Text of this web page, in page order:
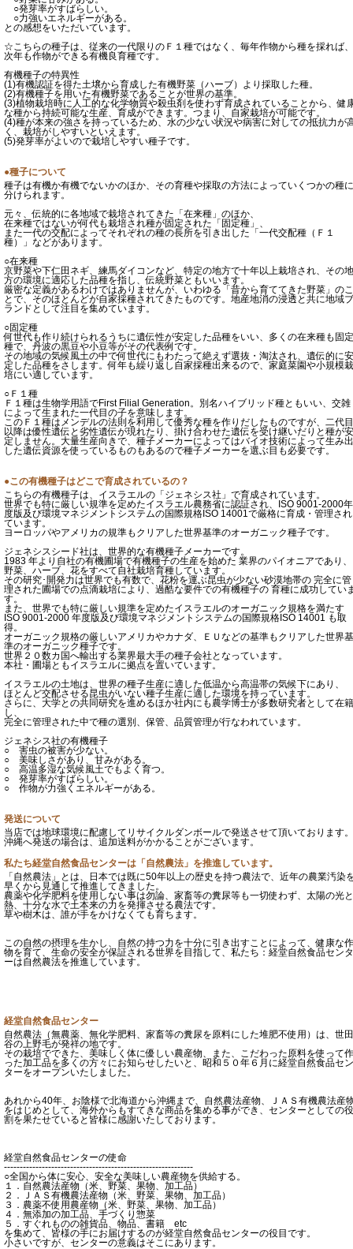
○発芽率がすばらしい。
○力強いエネルギーがある。
との感想をいただいています。
☆こちらの種子は、従来の一代限りのＦ１種ではなく、毎年作物から種を採れば、
次年も作物ができる有機良育種です。
有機種子の特異性
(1)有機認証を得た土壌から育成した有機野菜（ハーブ）より採取した種。
(2)有機種子を用いた有機野菜であることが世界の基準。
(3)植物栽培時に人工的な化学物質や殺虫剤を使わず育成されていることから、健
な種から持続可能な生産、育成ができます。つまり、自家栽培が可能です。
(4)種が本来の強さを持っているため、水の少ない状況や病害に対しての抵抗力が
く、栽培がしやすいといえます。
(5)発芽率がよいので栽培しやすい種子です。
●種子について
種子は有機か有機でないかのほか、その育種や採取の方法によっていくつかの種に
分けられます。
元々、伝統的に各地域で栽培されてきた「在来種」のほか、
在来種ではないが何代も栽培され種が固定された「固定種」、
また一代の交配によってそれぞれの種の長所を引き出した「一代交配種（Ｆ１
種）」などがあります。
○在来種
京野菜や下仁田ネギ、練馬ダイコンなど、特定の地方で十年以上栽培され、その地
方の環境に適応した品種を指し、伝統野菜ともいいます。
厳密な定義があるわけではありませんが、いわゆる「昔から育ててきた野菜」のこ
とで、そのほとんどが自家採種されてきたものです。地産地消の浸透と共に地域ブ
ランドとして注目を集めています。
○固定種
何世代も作り続けられるうちに遺伝性が安定した品種をいい、多くの在来種も固定
種で、丹波の黒豆や小豆等がその代表例です。
その地域の気候風土の中で何世代にもわたって絶えず選抜・淘汰され、遺伝的に安
定した品種をさします。何年も繰り返し自家採種出来るので、家庭菜園や小規模栽
培にい適しています。
○Ｆ１種
Ｆ１種は生物学用語でFirst Filial Generation。別名ハイブリッド種ともいい、交雑
によって生まれた一代目の子を意味します。
このＦ１種はメンデルの法則を利用して優秀な種を作りだしたものですが、二代目
以降は優性遺伝と劣性遺伝が現れたり、掛け合わせた遺伝を受け継いだりと種が安
定しません。大量生産向きで、種子メーカーによってはバイオ技術によって生み出
した遺伝資源を使っているものもあるので種子メーカーを選ぶ目も必要です。
●この有機種子はどこで育成されているの？
こちらの有機種子は、イスラエルの「ジェネシス社」で育成されています。
世界でも特に厳しい規準を定めたイスラエル農務省に認証され、ISO 9001-2000年
度版及び環境マネジメントシステムの国際規格ISO 14001で厳格に育成・管理され
ています。
ヨーロッパやアメリカの規準もクリアした世界基準のオーガニック種子です。
ジェネシスシード社は、世界的な有機種子メーカーです。
1983 年より自社の有機圃場で有機種子の生産を始めた 業界のパイオニアであり、
野菜、ハーブ、花をすべて自社栽培育種しています。
その研究･開発力は世界でも有数で、花粉を運ぶ昆虫が少ない砂漠地帯の 完全に管
理された圃場での点滴栽培により、過酷な要件での有機種子の 育種に成功してい
す。
また、世界でも特に厳しい規準を定めたイスラエルのオーガニック規格を満たす
ISO 9001-2000 年度版及び環境マネジメントシステムの国際規格ISO 14001 も取
得。
オーガニック規格の厳しいアメリカやカナダ、ＥＵなどの基準もクリアした世界基
準のオーガニック種子です。
世界２０数カ国へ輸出する業界最大手の種子会社となっています。
本社・圃場ともイスラエルに拠点を置いています。
イスラエルの土地は、世界の種子生産に適した低温から高温帯の気候下にあり、
ほとんど交配させる昆虫がいない種子生産に適した環境を持っています。
さらに、大学との共同研究を進めるほか社内にも農学博士が多数研究者として在籍
し、
完全に管理された中で種の選別、保管、品質管理が行なわれています。
ジェネシス社の有機種子
○ 害虫の被害が少ない。
○ 美味しさがあり、甘みがある。
○ 高温多湿な気候風土でもよく育つ。
○ 発芽率がすばらしい。
○ 作物が力強くエネルギーがある。
発送について
当店では地球環境に配慮してリサイクルダンボールで発送させて頂いております。
沖縄へ発送の場合は、追加送料がかかることがございます。
私たち経堂自然食品センターは「自然農法」を推進しています。
「自然農法」とは、日本では既に50年以上の歴史を持つ農法で、近年の農業汚染
早くから見通して推進してきました。
農薬や化学肥料を使用しない事は勿論、家畜等の糞尿等も一切使わず、太陽の光と
熱、十分な水で土本来の力を発揮させる農法です。
草や樹木は、誰が手をかけなくても育ちます。
この自然の摂理を生かし、自然の持つ力を十分に引き出すことによって、健康な作
物を育て、生命の安全が保証される世界を目指して、私たち：経堂自然食品センタ
ーは自然農法を推進しています。
経堂自然食品センター
自然農法（無農薬、無化学肥料、家畜等の糞尿を原料にした堆肥不使用）は、世田
谷の上野毛が発祥の地です。
その栽培でできた、美味しく体に優しい農産物、また、こだわった原料を使って作
った加工品を多くの方々にお知らせしたいと、昭和５０年６月に経堂自然食品セン
ターをオープンいたしました。
あれから40年、お陰様で北海道から沖縄まで、自然農法産物、ＪＡＳ有機農法産
をはじめとして、海外からもすてきな商品を集める事ができ、センターとしての役
割を果たせていると皆様に感謝いたしております。
経堂自然食品センターの使命
------------------------------------------------------------
○全国から体に安心、安全な美味しい農産物を供給する。
１．自然農法産物（米、野菜、果物、加工品）
２．ＪＡＳ有機農法産物（米、野菜、果物、加工品）
３．農薬不使用農産物（米、野菜、果物、加工品）
４．無添加の加工品、手づくり惣菜
５．すぐれものの雑貨品、物品、書籍 etc
を集めて、皆様の手にお届けするのが経堂自然食品センターの役目です。
小さいですが、センターの意義はそこにあります。